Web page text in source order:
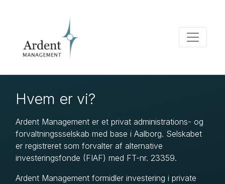
Hvem er vi?
Ardent Management er et privat administrations- og
forvaltningssselskab med base i Aalborg. Selskabet
er registreret som forvalter af alternative
investeringsfonde (FIAF) med FT-nr. 23359.
Ardent Management formidler investering i private